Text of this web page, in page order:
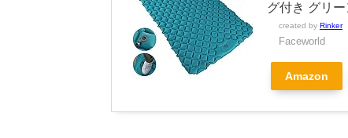
グ付き グリー
created by Rinker
Faceworld
Amazon